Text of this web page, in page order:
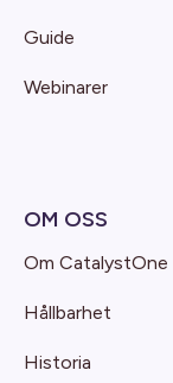
Guide
Webinarer
OM OSS
Om CatalystOne
Hållbarhet
Historia